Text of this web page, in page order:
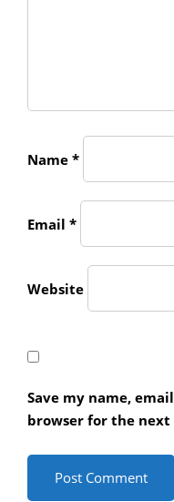
Name *
Email *
Website
Save my name,
browser for the